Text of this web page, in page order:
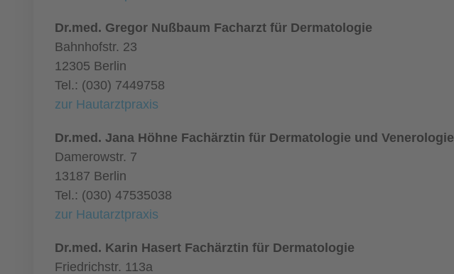
Dr.med. Gregor Nußbaum Facharzt für Dermatologie
Bahnhofstr. 23
12305 Berlin
Tel.: (030) 7449758
zur Hautarztpraxis
Dr.med. Jana Höhne Fachärztin für Dermatologie und Venerologie
Damerowstr. 7
13187 Berlin
Tel.: (030) 47535038
zur Hautarztpraxis
Dr.med. Karin Hasert Fachärztin für Dermatologie
Friedrichstr. 113a